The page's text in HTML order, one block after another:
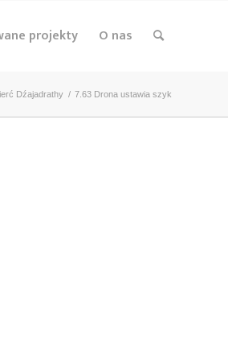
projekty O nas
Dźajadrathy / 7.63 Drona ustawia szyk